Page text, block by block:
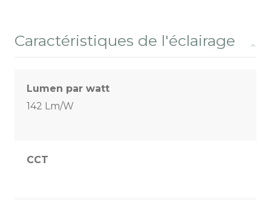
Caractéristiques de l'éclairage
Lumen par watt
142 Lm/W
CCT